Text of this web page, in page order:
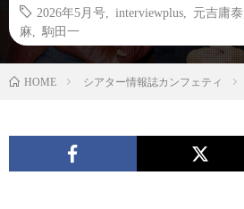
2026年5月号
interviewplus 元吉庸泰
麻
駒田一
HOME シアター情報誌カンフェティ